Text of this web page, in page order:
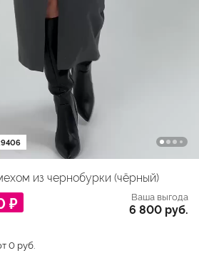
из чернобурки (чёрный)
₽ Ваша выгода
6 800 руб.
0 руб.